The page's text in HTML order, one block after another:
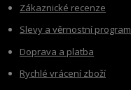
Zákaznické recenze
Slevy a věrnostní program
Doprava a platba
Rychlé vrácení zboží